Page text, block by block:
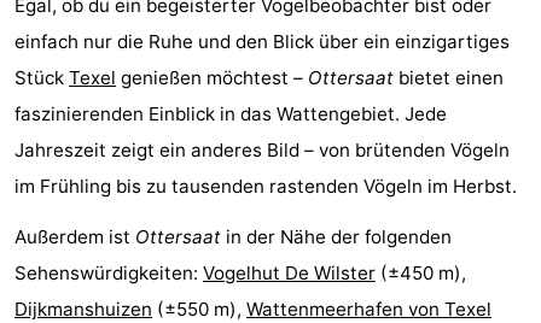
Minigolfplätze
Natur
Führungen
Sport
Radfahren
-
Egal, ob du ein begeisterter Vogelbeobachter bist oder
einfach nur die Ruhe und den Blick über ein einzigartiges
Stück Texel genießen möchtest – Ottersaat bietet einen
faszinierenden Einblick in das Wattengebiet. Jede
Jahreszeit zeigt ein anderes Bild – von brütenden Vögeln
im Frühling bis zu tausenden rastenden Vögeln im Herbst.
Außerdem ist Ottersaat in der Nähe der folgenden
Sehenswürdigkeiten: Vogelhut De Wilster (±450 m),
Dijkmanshuizen (±550 m), Wattenmeerhafen von Texel